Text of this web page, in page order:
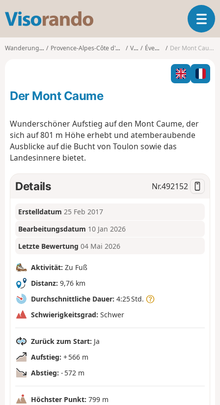
s
o
o
T
o
g
l
n
n
Wanderungen Provence-Alpes-Côte d'Azur Var Évenos Der Mont Caume
Der Mont Caume
Wunderschöner Aufstieg auf den Mont Caume, der
sich auf 801 m Höhe erhebt und atemberaubende
Ausblicke auf die Bucht von Toulon sowie das
Landesinnere bietet.
Details Nr.492152
Erstelldatum 25 Feb 2017
Bearbeitungsdatum 10 Jan 2026
Letzte Bewertung 04 Mai 2026
Aktivität: Zu Fuß
Distanz: 9,76 km
Durchschnittliche Dauer: 4:25 Std.
Schwierigkeitsgrad: Schwer
Zurück zum Start: Ja
Aufstieg: + 566 m
Abstieg: - 572 m
Höchster Punkt: 799 m